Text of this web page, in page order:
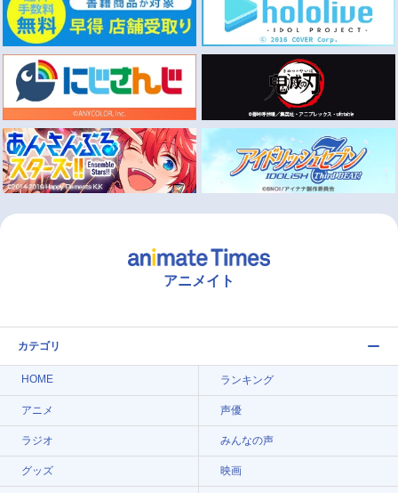
アニメイト
カテゴリ
HOME ランキング
アニメ 声優
ラジオ みんなの声
グッズ 映画